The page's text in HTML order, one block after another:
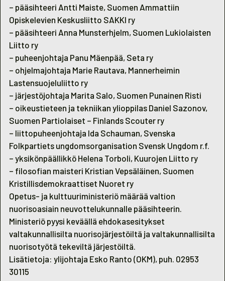
– pääsihteeri Antti Maiste, Suomen Ammattiin
Opiskelevien Keskusliitto SAKKI ry
– pääsihteeri Anna Munsterhjelm, Suomen Lukiolaisten
Liitto ry
– puheenjohtaja Panu Mäenpää, Seta ry
– ohjelmajohtaja Marie Rautava, Mannerheimin
Lastensuojeluliitto ry
– järjestöjohtaja Marita Salo, Suomen Punainen Risti
– oikeustieteen ja tekniikan ylioppilas Daniel Sazonov,
Suomen Partiolaiset – Finlands Scouter ry
– liittopuheenjohtaja Ida Schauman, Svenska
Folkpartiets ungdomsorganisation Svensk Ungdom r.f.
– yksikönpäällikkö Helena Torboli, Kuurojen Liitto ry
– filosofian maisteri Kristian Vepsäläinen, Suomen
Kristillisdemokraattiset Nuoret ry
Opetus- ja kulttuuriministeriö määrää valtion
nuorisoasiain neuvottelukunnalle pääsihteerin.
Ministeriö pyysi keväällä ehdokasesitykset
valtakunnallisilta nuorisojärjestöiltä ja valtakunnallisilta
nuorisotyötä tekeviltä järjestöiltä.
Lisätietoja: ylijohtaja Esko Ranto (OKM), puh. 02953
30115